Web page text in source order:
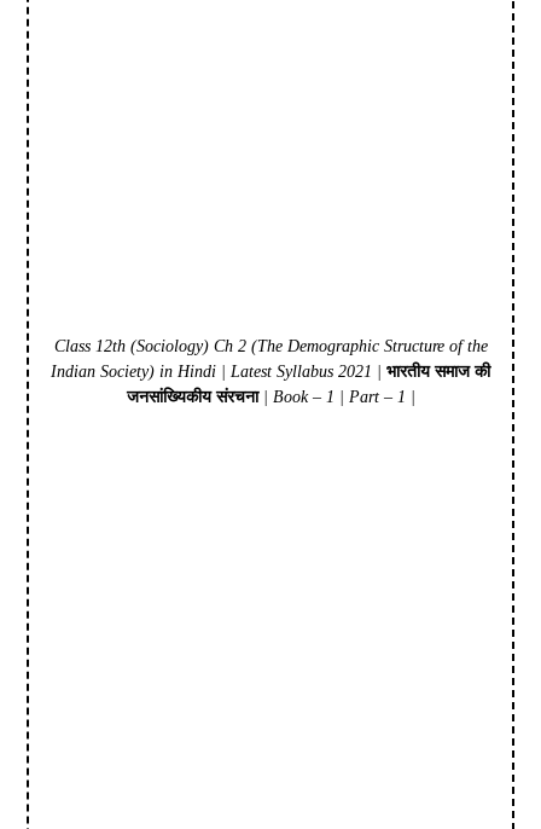
Class 12th (Sociology) Ch 2 (The Demographic Structure of the
Indian Society) in Hindi | Latest Syllabus 2021 | भारतीय समाज की
जनसांख्यिकीय संरचना| Book – 1 | Part – 1 |